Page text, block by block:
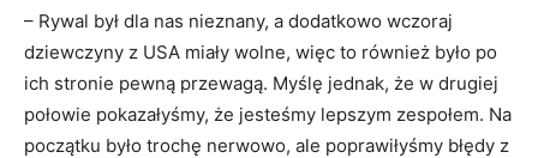
– Rywal był dla nas nieznany, a dodatkowo wczoraj
dziewczyny z USA miały wolne, więc to również było po
ich stronie pewną przewagą. Myślę jednak, że w drugiej
połowie pokazałyśmy, że jesteśmy lepszym zespołem. Na
początku było trochę nerwowo, ale poprawiłyśmy błędy z